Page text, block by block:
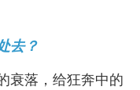
去？
衰落，给狂奔中的